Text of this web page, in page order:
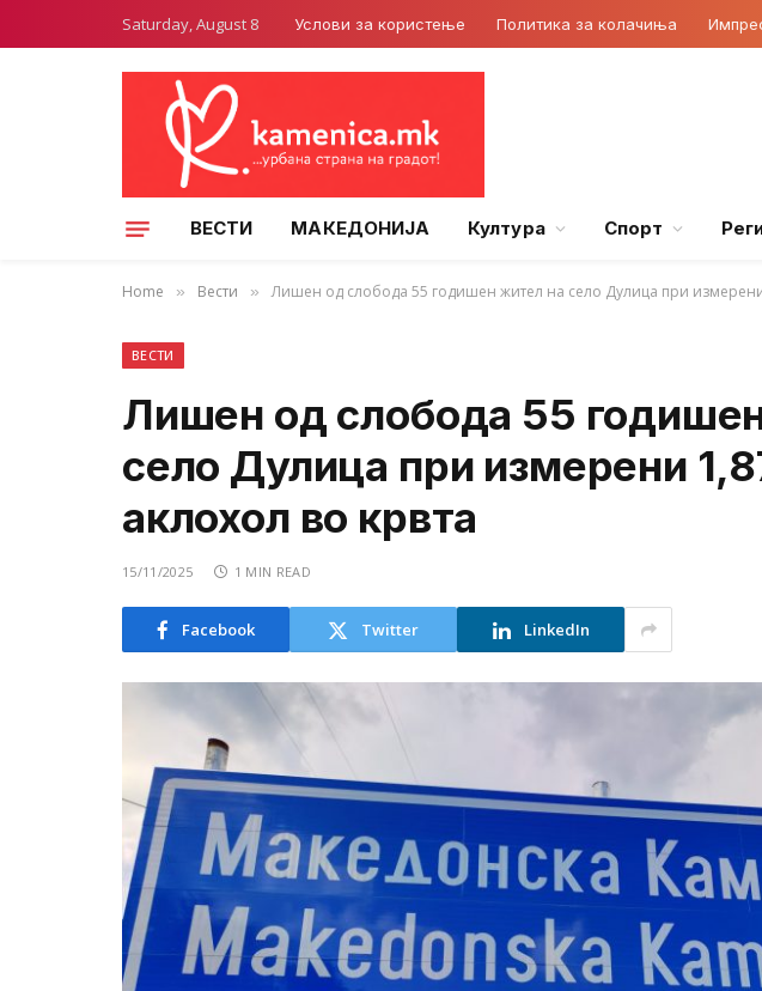
Saturday, August 8 Услови за користење Политика за колачиња
ВЕСТИ МАКЕДОНИЈА Култура Спорт
Home » Вести » Лишен од слобода 55 годишен жител на село Дулица при
ВЕСТИ
Лишен од слобода 55
село Дулица при измерени
аклохол во крвта
15/11/2025 1 MIN READ
Facebook Twitter LinkedIn